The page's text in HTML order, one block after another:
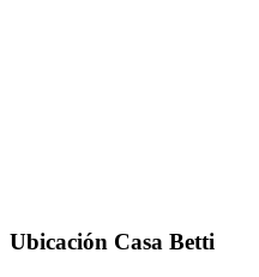
Ubicación Casa Betti